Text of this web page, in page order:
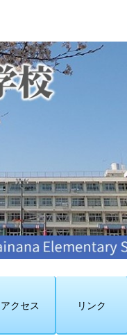
アクセス リンク